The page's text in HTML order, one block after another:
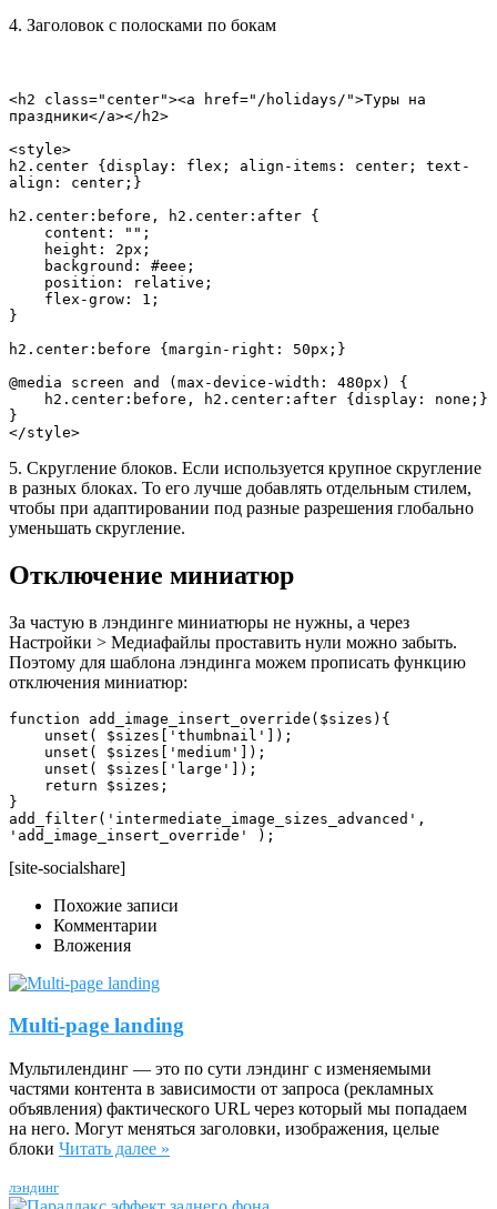
4. Заголовок с полосками по бокам
<h2 class="center"><a href="/holidays/">Туры на
праздники</a></h2>
<style>
h2.center {display: flex; align-items: center; text-
align: center;}
h2.center:before, h2.center:after {
}
h2.center:before {margin-right: 50px;}
@media screen and (max-device-width: 480px) {
}
</style>
5. Скругление блоков. Если используется крупное скругление
в разных блоках. То его лучше добавлять отдельным стилем,
чтобы при адаптировании под разные разрешения глобально
уменьшать скругление.
Отключение миниатюр
За частую в лэндинге миниатюры не нужны, а через
Настройки > Медиафайлы проставить нули можно забыть.
Поэтому для шаблона лэндинга можем прописать функцию
отключения миниатюр:
function add_image_insert_override($sizes){
}
add_filter('intermediate_image_sizes_advanced',
'add_image_insert_override' );
[site-socialshare]
Похожие записи
Комментарии
Вложения
Multi-page landing
Мультилендинг — это по сути лэндинг с изменяемыми
частями контента в зависимости от запроса (рекламных
объявления) фактического URL через который мы попадаем
на него. Могут меняться заголовки, изображения, целые
блоки Читать далее »
лэндинг